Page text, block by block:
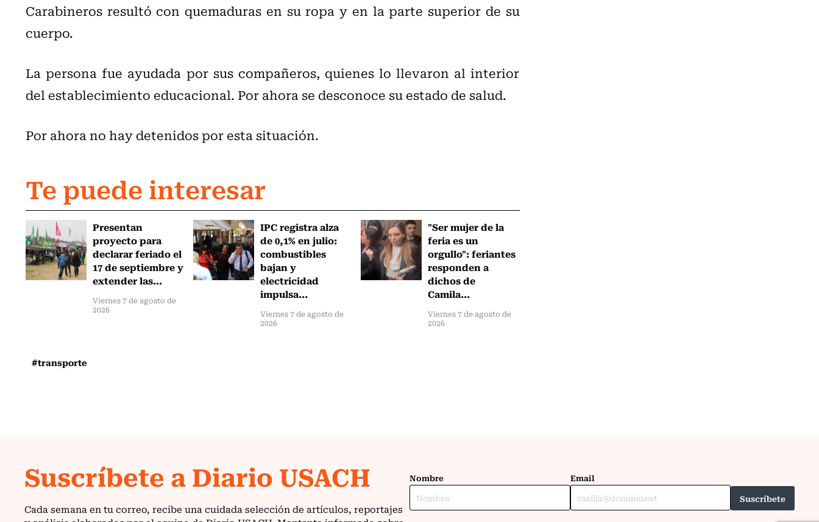
Carabineros resultó con quemaduras en su ropa y en la parte superior de su
cuerpo.
La persona fue ayudada por sus compañeros, quienes lo llevaron al interior
del establecimiento educacional. Por ahora se desconoce su estado de salud.
Por ahora no hay detenidos por esta situación.
Te puede interesar
Presentan
proyecto para
declarar feriado el
17 de septiembre y
extender las...
Viernes 7 de agosto de
2026
IPC registra alza
de 0,1% en julio:
combustibles
bajan y
electricidad
impulsa...
Viernes 7 de agosto de
2026
"Ser mujer de la
feria es un
orgullo": feriantes
responden a
dichos de
Camila...
Viernes 7 de agosto de
2026
#transporte